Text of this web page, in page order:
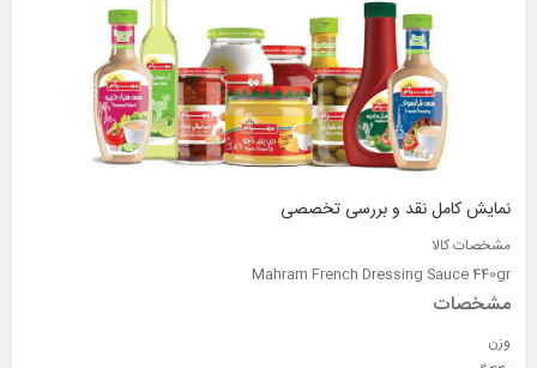
نمایش کامل نقد و بررسی تخصصی
مشخصات کالا
Mahram French Dressing Sauce 440gr
مشخصات
وزن